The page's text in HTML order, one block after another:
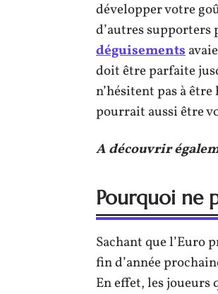
développer votre
d’autres
déguisements
doit être parfaite
n’hésitent pas à
pourrait aussi être
A découvrir
Pourquoi ne
Sachant que l’Euro
fin d’année
En effet, les joueurs